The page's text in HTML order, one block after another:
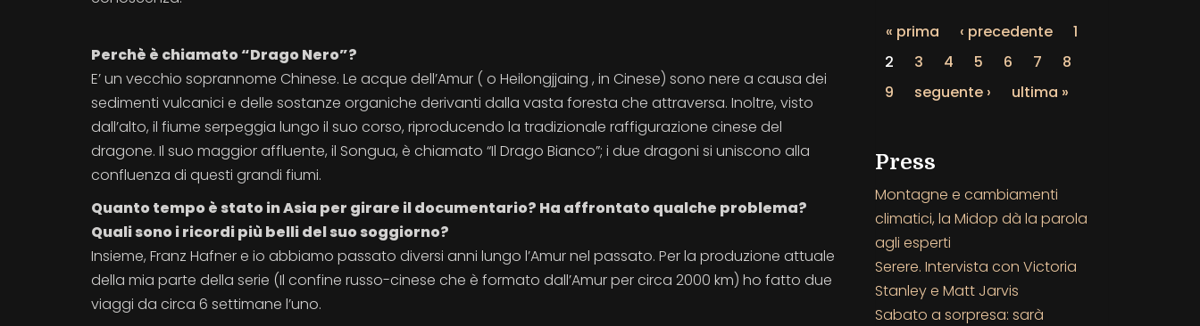
Perchè è chiamato “Drago Nero”?
E’ un vecchio soprannome Chinese. Le acque dell’Amur ( o Heilongjjaing , in Cinese) sono nere a causa dei
sedimenti vulcanici e delle sostanze organiche derivanti dalla vasta foresta che attraversa. Inoltre, visto
dall’alto, il fiume serpeggia lungo il suo corso, riproducendo la tradizionale raffigurazione cinese del
dragone. Il suo maggior affluente, il Songua, è chiamato “Il Drago Bianco”; i due dragoni si uniscono alla
confluenza di questi grandi fiumi.
Quanto tempo è stato in Asia per girare il documentario? Ha affrontato qualche problema?
Quali sono i ricordi più belli del suo soggiorno?
Insieme, Franz Hafner e io abbiamo passato diversi anni lungo l’Amur nel passato. Per la produzione attuale
della mia parte della serie (Il confine russo-cinese che è formato dall’Amur per circa 2000 km) ho fatto due
viaggi da circa 6 settimane l’uno.
« prima ‹ precedente
1
2
3 4 5 6 7
8
9
seguente › ultima »
Press
Montagne e cambiamenti
climatici, la Midop dà la parola
agli esperti
Serere. Intervista con Victoria
Stanley e Matt Jarvis
Sabato a sorpresa: sarà